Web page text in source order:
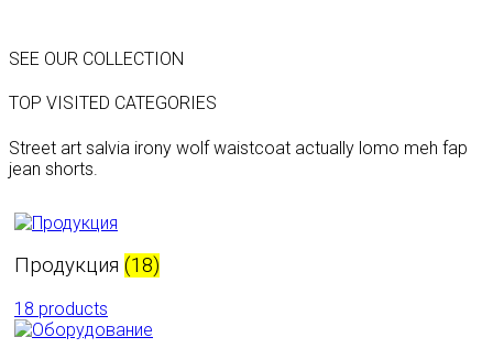
SEE OUR COLLECTION
TOP VISITED CATEGORIES
Street art salvia irony wolf waistcoat actually lomo meh fap
jean shorts.
Продукция (18)
18 products